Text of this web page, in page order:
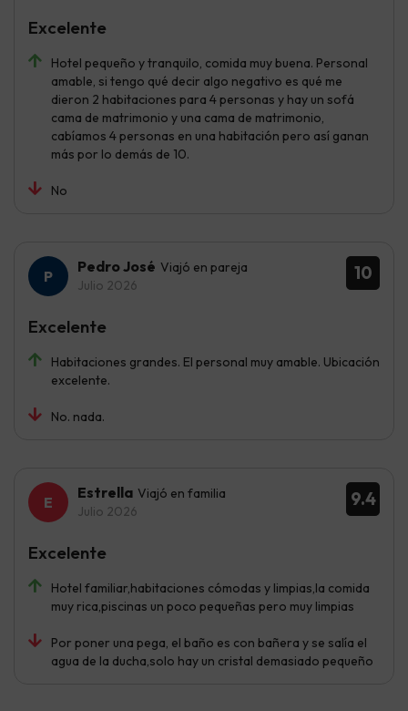
Hotel pequeño y tranquilo, comida muy buena. Personal
amable, si tengo qué decir algo negativo es qué me
dieron 2 habitaciones para 4 personas y hay un sofá
cama de matrimonio y una cama de matrimonio,
cabíamos 4 personas en una habitación pero así ganan
más por lo demás de 10.
No
Excelente
10
Pedro José Viajó en pareja
Julio 2026
Habitaciones grandes. El personal muy amable. Ubicación
excelente.
No. nada.
Excelente
9.4
Estrella Viajó en familia
Julio 2026
Hotel familiar,habitaciones cómodas y limpias,la comida
muy rica,piscinas un poco pequeñas pero muy limpias
Por poner una pega, el baño es con bañera y se salía el
agua de la ducha,solo hay un cristal demasiado pequeño
Excelente